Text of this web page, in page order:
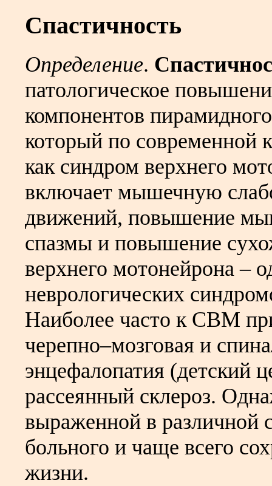
Спастичность
Определение.
патологическое
компонентов
который по современной
как синдром верхнего
включает мышечную
движений, повышение
спазмы и повышение
верхнего мотонейрона –
неврологических
Наиболее часто к СВМ
черепно–мозговая и
энцефалопатия (детский
рассеянный склероз.
выраженной в различной
больного и чаще всего
жизни.